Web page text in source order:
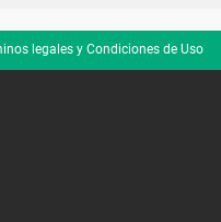
legales y Condiciones de Uso